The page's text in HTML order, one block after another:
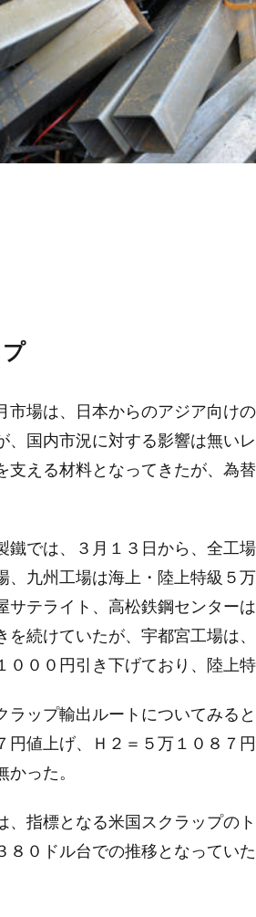
市場は、日本からのアジア向け
、国内市況に対する影響は無い
支える材料となってきたが、為
鐵では、３月１３日から、全工
、九州工場は海上・陸上特級５
サテライト、高松鉄鋼センター
を続けていたが、宇都宮工場は
０００円引き下げており、陸上
ラップ輸出ルートについてみる
円値上げ、Ｈ２＝５万１０８７
かった。
、指標となる米国スクラップの
８０ドル台での推移となっていた